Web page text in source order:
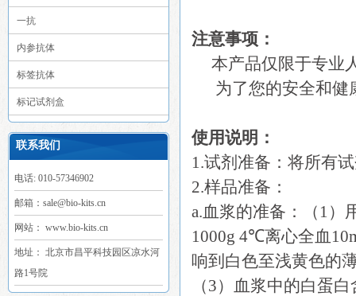
一抗
内参抗体
标签抗体
标记试剂盒
联系我们
电话: 010-57346902
邮箱：sale@bio-kits.cn
网站： www.bio-kits.cn
地址： 北京市昌平科技园区凉水河
路1号院
注意事项：
本产品仅限于专业
为了您的安全和健
使用说明：
1.试剂准备：将所有
2.样品准备：
a.血浆的准备：（1）
1000g 4℃离心全血
响到白色至浅黄色的
（3）血浆中的白蛋